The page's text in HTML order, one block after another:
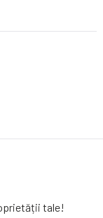
tale!